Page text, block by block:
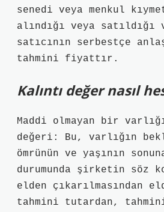
senedi veya menkul
alındığı veya
satıcının serbestçe
tahmini fiyattır.
Kalıntı değer nasıl
Maddi olmayan bir
değeri: Bu, varlığın
ömrünün ve yaşının
durumunda şirketin söz
elden çıkarılmasından
tahmini tutardan,